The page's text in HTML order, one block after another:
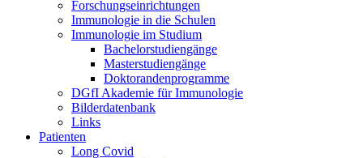
Forschungseinrichtungen
Immunologie in die Schulen
Immunologie im Studium
Bachelorstudiengänge
Masterstudiengänge
Doktorandenprogramme
DGfI Akademie für Immunologie
Bilderdatenbank
Links
Patienten
Long Covid